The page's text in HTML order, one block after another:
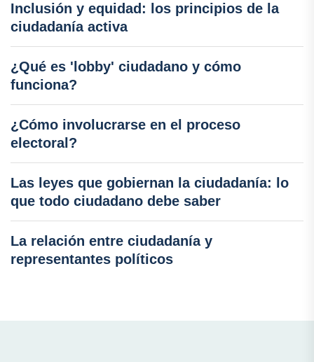
Inclusión y equidad: los principios de la
ciudadanía activa
¿Qué es 'lobby' ciudadano y cómo
funciona?
¿Cómo involucrarse en el proceso
electoral?
Las leyes que gobiernan la ciudadanía: lo
que todo ciudadano debe saber
La relación entre ciudadanía y
representantes políticos